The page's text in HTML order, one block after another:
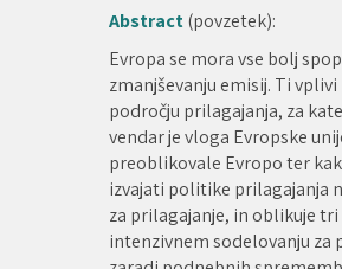
Abstract(povzetek):
Evropa se mora vse bolj
zmanjševanju emisij. Ti
področju prilagajanja, za
vendar je vloga Evropske
preoblikovale Evropo ter
izvajati politike prilagajanja
za prilagajanje, in oblikuje
intenzivnem sodelovanju za